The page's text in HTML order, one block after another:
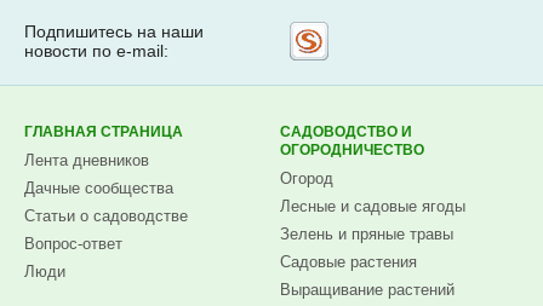
Подпишитесь на наши
новости по e-mail:
ГЛАВНАЯ СТРАНИЦА
Лента дневников
Дачные сообщества
Статьи о садоводстве
Вопрос-ответ
Люди
САДОВОДСТВО И
ОГОРОДНИЧЕСТВО
Огород
Лесные и садовые ягоды
Зелень и пряные травы
Садовые растения
Выращивание растений